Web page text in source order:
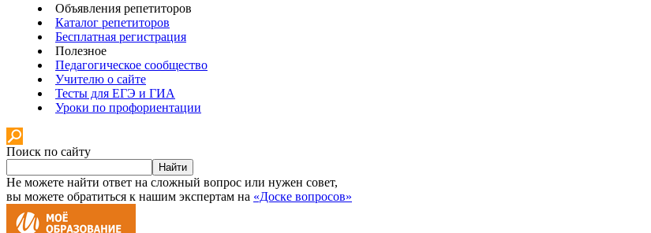
Объявления репетиторов
Каталог репетиторов
Бесплатная регистрация
Полезное
Педагогическое сообщество
Учителю о сайте
Тесты для ЕГЭ и ГИА
Уроки по профориентации
Поиск по сайту
Найти
Не можете найти ответ на сложный вопрос или нужен совет,
вы можете обратиться к нашим экспертам на «Доске вопросов»